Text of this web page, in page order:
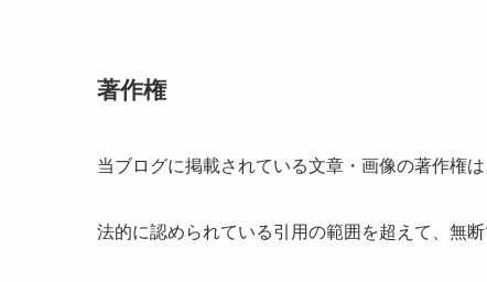
著作権
当ブログに掲載されている文章・画像の著作権
法的に認められている引用の範囲を超えて、無